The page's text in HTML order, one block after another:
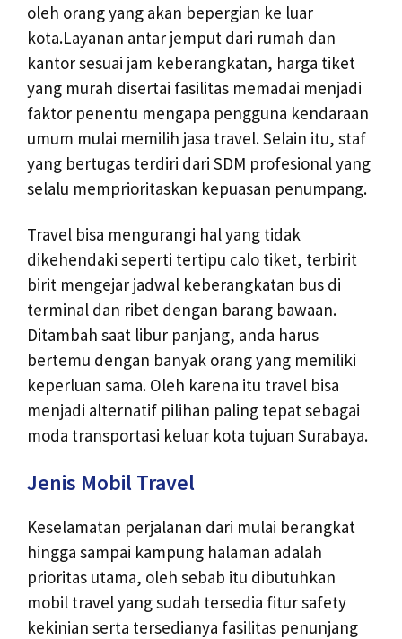
oleh orang yang akan bepergian ke luar
kota.Layanan antar jemput dari rumah dan
kantor sesuai jam keberangkatan, harga tiket
yang murah disertai fasilitas memadai menjadi
faktor penentu mengapa pengguna kendaraan
umum mulai memilih jasa travel. Selain itu, staf
yang bertugas terdiri dari SDM profesional yang
selalu memprioritaskan kepuasan penumpang.
Travel bisa mengurangi hal yang tidak
dikehendaki seperti tertipu calo tiket, terbirit
birit mengejar jadwal keberangkatan bus di
terminal dan ribet dengan barang bawaan.
Ditambah saat libur panjang, anda harus
bertemu dengan banyak orang yang memiliki
keperluan sama. Oleh karena itu travel bisa
menjadi alternatif pilihan paling tepat sebagai
moda transportasi keluar kota tujuan Surabaya.
Jenis Mobil Travel
Keselamatan perjalanan dari mulai berangkat
hingga sampai kampung halaman adalah
prioritas utama, oleh sebab itu dibutuhkan
mobil travel yang sudah tersedia fitur safety
kekinian serta tersedianya fasilitas penunjang